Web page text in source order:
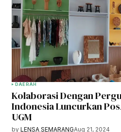
DAERAH
Kolaborasi Dengan
Indonesia Luncurkan
UGM
by LENSA SEMARANGAug 21, 2024